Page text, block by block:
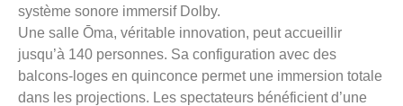
système sonore immersif Dolby.
Une salle Ōma, véritable innovation, peut accueillir
jusqu’à 140 personnes. Sa configuration avec des
balcons-loges en quinconce permet une immersion totale
dans les projections. Les spectateurs bénéficient d’une